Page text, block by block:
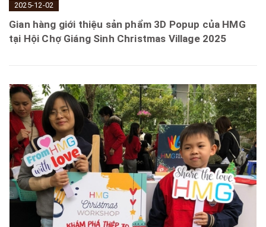
2025-12-02
Gian hàng giới thiệu sản phẩm 3D Popup của HMG
tại Hội Chợ Giáng Sinh Christmas Village 2025